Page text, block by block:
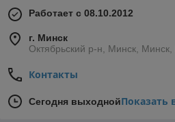
Работает с 08.10.2012
г. Минск
Октябрьский р-н, Минск, Минск,
Контакты
Сегодня выходнойПоказать